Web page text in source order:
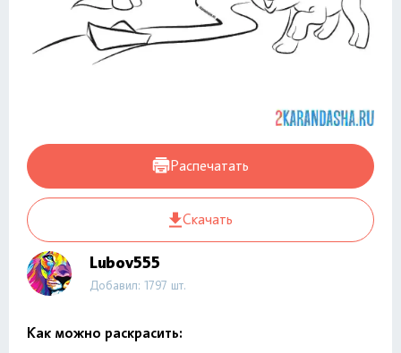
Распечатать
Скачать
Lubov555
Добавил: 1797 шт.
Как можно раскрасить: